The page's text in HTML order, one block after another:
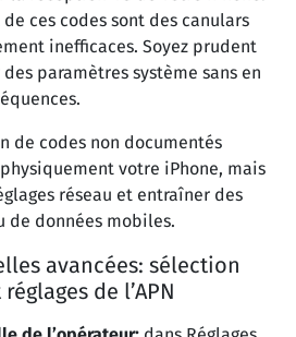
ces codes sont des canulars
inefficaces. Soyez prudent
paramètres système sans en
de codes non documentés
votre iPhone, mais
réseau et entraîner des
de données mobiles.
avancées: sélection
de l’APN